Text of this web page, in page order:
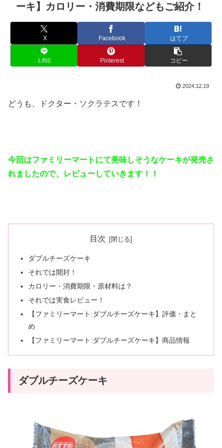
ーキ】カロリー・消費期限などもご紹介！
X Facebook はてブ
LINE Pinterest コピー
2024.12.19
どうも、ドクター・ソクラテスです！
今回はファミリーマートにて美味しそうなケーキが発売さ
れましたので、レビューしていきます！！
目次
ダブルチーズケーキ
それでは開封！
カロリー・消費期限・原材料は？
それでは実食レビュー！
【ファミリーマート:ダブルチーズケーキ】評価・まと
め
【ファミリーマート:ダブルチーズケーキ】商品情報
ダブルチーズケーキ